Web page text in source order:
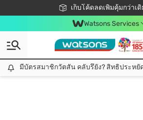
เก็บโค้ดลดเพิ่มคุ้มกว่าเ
ชอปออนไลน์ครั้งแรก ลดเพิ่มจุก
📦ส่งฟรี! เมื่อชอป
สมาชิกวัตสัน คลับดียัง
Watsons Services
มีบัตรสมาชิกวัตสัน คลับรึยัง? สิทธิประหยัดสุดว้าวรอคุณอยู่ ชอปคุ้มกว่าเดิม คลิก!
มีบัตรสมาชิกวัตสัน คลับรึยัง? สิทธิประห